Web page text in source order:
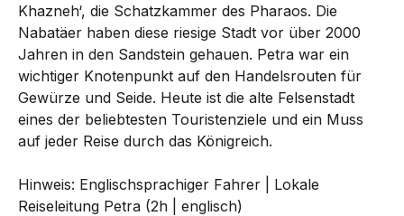
Khazneh‘, die Schatzkammer des Pharaos. Die
Nabatäer haben diese riesige Stadt vor über 2000
Jahren in den Sandstein gehauen. Petra war ein
wichtiger Knotenpunkt auf den Handelsrouten für
Gewürze und Seide. Heute ist die alte Felsenstadt
eines der beliebtesten Touristenziele und ein Muss
auf jeder Reise durch das Königreich.
Hinweis: Englischsprachiger Fahrer | Lokale
Reiseleitung Petra (2h | englisch)